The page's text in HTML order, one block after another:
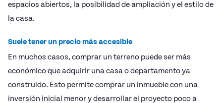
espacios abiertos, la posibilidad de ampliación y el estilo de
la casa.
Suele tener un precio más accesible
En muchos casos, comprar un terreno puede ser más
económico que adquirir una casa o departamento ya
construido. Esto permite comprar un inmueble con una
inversión inicial menor y desarrollar el proyecto poco a